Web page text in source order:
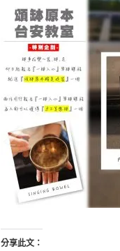
分享此文：